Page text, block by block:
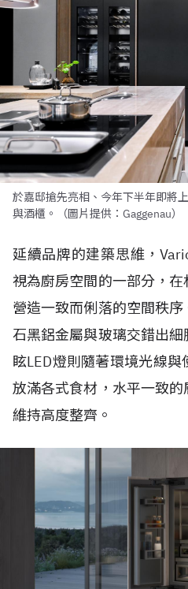
於嘉邸搶先亮相、今年下半年即將
與酒櫃。（圖片提供：Gaggenau）
延續品牌的建築思維，
視為廚房空間的一部分，在
營造一致而俐落的空間秩
石黑鋁金屬與玻璃交錯出
眩LED燈則隨著環境光線
放滿各式食材，水平一致
維持高度整齊。